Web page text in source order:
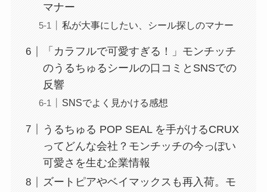
マナー
私が大事にしたい、シール探しのマナー
「カラフルで可愛すぎる！」モンチッチ
のうるちゅるシールの口コミとSNSでの
反響
SNSでよく見かける感想
うるちゅる POP SEAL を手がけるCRUX
ってどんな会社？モンチッチの今っぽい
可愛さを生む企業情報
ズートピアやベイマックスも再入荷。モ